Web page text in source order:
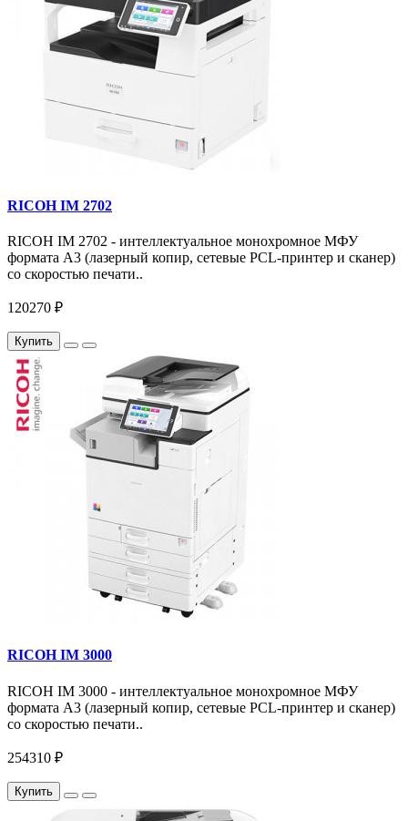
RICOH IM 2702
RICOH IM 2702 - интеллектуальное монохромное МФУ
формата А3 (лазерный копир, сетевые PCL-принтер и сканер)
со скоростью печати..
120270 ₽
Купить
RICOH IM 3000
RICOH IM 3000 - интеллектуальное монохромное МФУ
формата А3 (лазерный копир, сетевые PCL-принтер и сканер)
со скоростью печати..
254310 ₽
Купить